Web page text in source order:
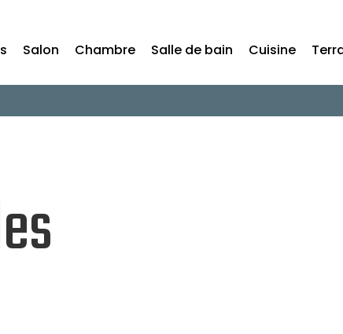
Salon Chambre Salle de bain Cuisine